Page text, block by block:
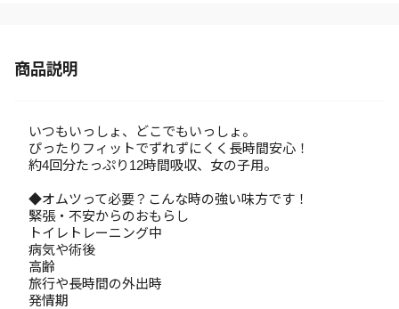
商品説明
いつもいっしょ、どこでもいっしょ。
ぴったりフィットでずれずにくく長時間安心！
約4回分たっぷり12時間吸収、女の子用。
◆オムツって必要？こんな時の強い味方です！
緊張・不安からのおもらし
トイレトレーニング中
病気や術後
高齢
旅行や長時間の外出時
発情期